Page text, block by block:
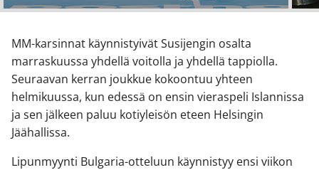
MM-karsinnat käynnistyivät Susijengin osalta
marraskuussa yhdellä voitolla ja yhdellä tappiolla.
Seuraavan kerran joukkue kokoontuu yhteen
helmikuussa, kun edessä on ensin vieraspeli Islannissa
ja sen jälkeen paluu kotiyleisön eteen Helsingin
Jäähallissa.
Lipunmyynti Bulgaria-otteluun käynnistyy ensi viikon